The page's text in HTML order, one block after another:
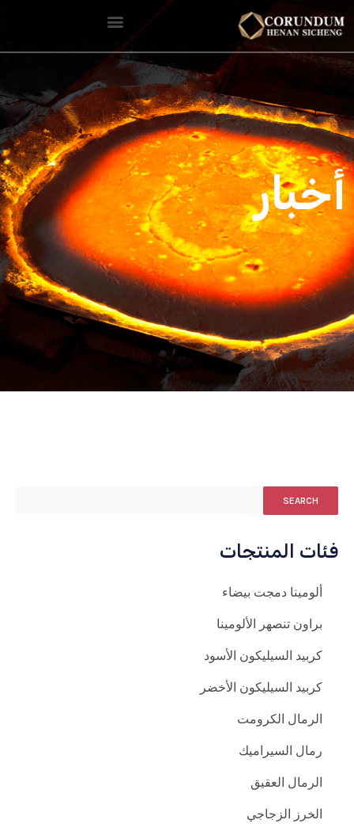
أخبار
SEARCH
فئات المنتجات
ألومينا دمجت بيضاء
براون تنصهر الألومينا
كربيد السيليكون الأسود
كربيد السيليكون الأخضر
الرمال الكرومت
رمال السيراميك
الرمال العقيق
الخرز الزجاجي